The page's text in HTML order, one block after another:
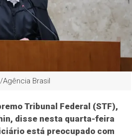
Brasil
Tribunal Federal (STF),
disse nesta quarta-feira
está preocupado com